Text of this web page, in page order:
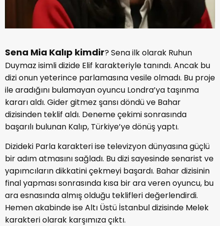
Sena Mia Kalıp kimdir? Sena ilk olarak Ruhun
Duymaz isimli dizide Elif karakteriyle tanındı. Ancak bu
dizi onun yeterince parlamasına vesile olmadı. Bu proje
ile aradığını bulamayan oyuncu Londra’ya taşınma
kararı aldı. Gider gitmez şansı döndü ve Bahar
dizisinden teklif aldı. Deneme çekimi sonrasında
başarılı bulunan Kalıp, Türkiye’ye dönüş yaptı.
Dizideki Parla karakteri ise televizyon dünyasına güçlü
bir adım atmasını sağladı. Bu dizi sayesinde senarist ve
yapımcıların dikkatini çekmeyi başardı. Bahar dizisinin
final yapması sonrasında kısa bir ara veren oyuncu, bu
ara esnasında almış olduğu teklifleri değerlendirdi.
Hemen akabinde ise Altı Üstü İstanbul dizisinde Melek
karakteri olarak karşımıza çıktı.